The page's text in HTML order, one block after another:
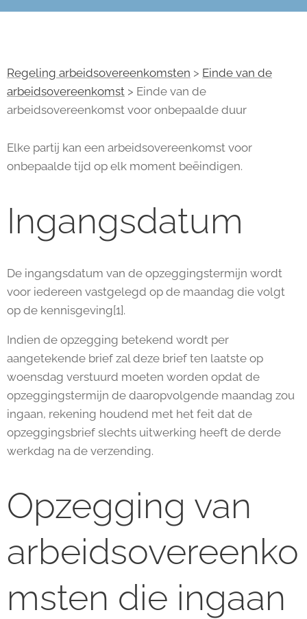
Regeling arbeidsovereenkomsten > Einde van de
arbeidsovereenkomst > Einde van de
arbeidsovereenkomst voor onbepaalde duur
Elke partij kan een arbeidsovereenkomst voor
onbepaalde tijd op elk moment beëindigen.
Ingangsdatum
De ingangsdatum van de opzeggingstermijn wordt
voor iedereen vastgelegd op de maandag die volgt
op de kennisgeving[1].
Indien de opzegging betekend wordt per
aangetekende brief zal deze brief ten laatste op
woensdag verstuurd moeten worden opdat de
opzeggingstermijn de daaropvolgende maandag zou
ingaan, rekening houdend met het feit dat de
opzeggingsbrief slechts uitwerking heeft de derde
werkdag na de verzending.
Opzegging van
arbeidsovereenko
msten die ingaan